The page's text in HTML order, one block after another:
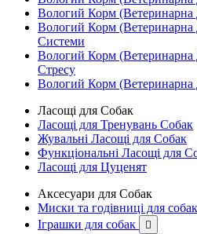
Вологий Корм (Ветеринарна
Вологий Корм (Ветеринарна
Системи
Вологий Корм (Ветеринарна
Стресу
Вологий Корм (Ветеринарна
Ласощі для Собак
Ласощі для Тренувань Собак
Жувальні Ласощі для Собак
Функціональні Ласощі для
Ласощі для Цуценят
Аксесуари для Собак
Миски та годівниці для собак
Іграшки для собак
